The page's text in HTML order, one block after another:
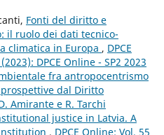
Fonti del diritto e
il ruolo dei dati tecnico-
climatica in Europa , DPCE
DPCE Online - SP2 2023
fra antropocentrismo
dal Diritto
Amirante e R. Tarchi
justice in Latvia. A
, DPCE Online: Vol. 55